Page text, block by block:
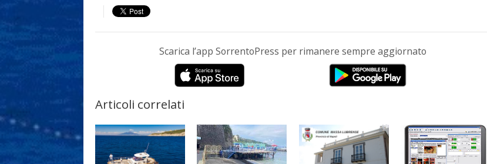
Scarica l’app SorrentoPress per rimanere sempre aggiornato
Articoli correlati